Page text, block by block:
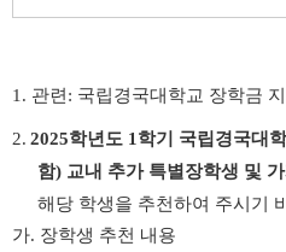
1. 관련 : 국립경국대학교 장학금
2. 2025학년도 1학기 국립경국대
함) 교내 추가 특별장학생 및
해당 학생을 추천하여 주시기
가. 장학생 추천 내용